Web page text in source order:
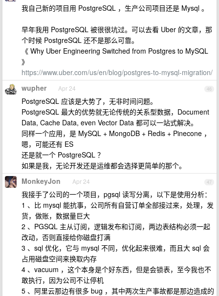
我自己新的项目用 PostgreSQL ，生产公司项目还是 Mysql 。
早年我用 PostgreSQL 被很很坑过。可以去看 Uber 的文章，那
个时候 PostgreSQL 还不是那么可靠。
《 Why Uber Engineering Switched from Postgres to MySQL
》
https://www.uber.com/us/en/blog/postgres-to-mysql-migration/
46
wupher Apr 24
PostgreSQL 应该是大势了，无非时间问题。
PostgreSQL 最大的优势就无论传统的关系型数据，Document
Data, Cache Data, even Vector Data 都可以一站式解决。
同样一个应用，是 MySQL + MongoDB + Redis + Pinecone ，
嗯，可能还有 ES
还是就一个 PostgreSQL ？
如果是我，无论开发还是运维都会选择更简单的那个。
47
MonkeyJon Apr 24
我接手了公司的一个项目，pgsql 读写分离，以下是使用分析：
1 、比 mysql 能抗事，公司所有自营订单全部接过来，处理，发
货，做账，数据量巨大
2 、PGSQL 主从订阅，逻辑发布和订阅，两边表结构必须一起
改动，否则直接给你磁盘打满
3 、sql 优化，它与 mysql 不同，优化起来很难，而且大 sql 会
占用磁盘空间来换取内存
4 、vacuum ，这个本身是个好东西，但是会锁表，至今我也不
敢执行，因为公司不让停机
5 、阿里云那边有很多 bug ，其中两次生产事故都是那边造成的